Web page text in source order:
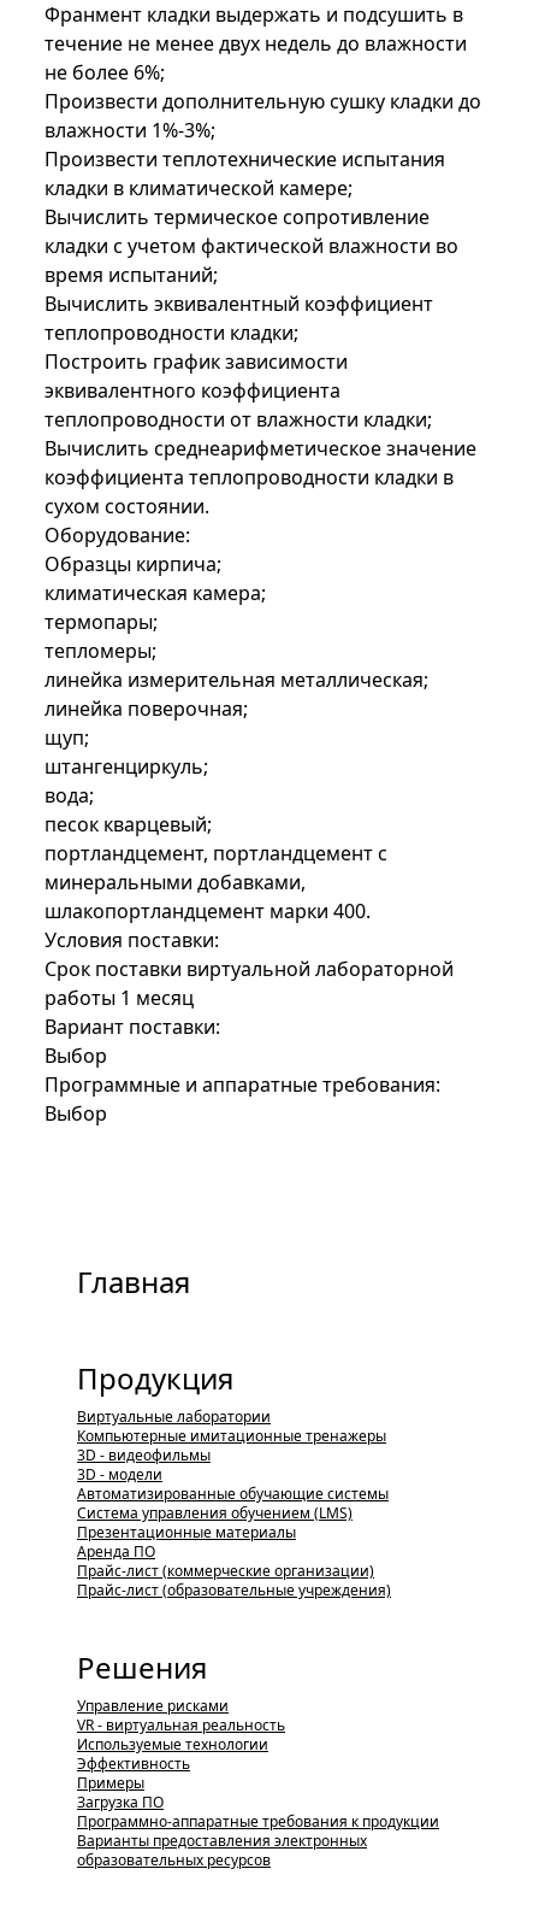
Франмент кладки выдержать и подсушить в
течение не менее двух недель до влажности
не более 6%;
Произвестидополнительную сушку кладки до
влажности 1%-3%;
Произвести теплотехнические испытания
кладки в климатической камере;
Вычислитьтермическое сопротивление
кладкис учетом фактической влажности во
время испытаний;
Вычислить эквивалентный коэффициент
теплопроводности кладки;
Построить график зависимости
эквивалентного коэффициента
теплопроводности от влажности кладки;
Вычислить среднеарифметическое значение
коэффициента теплопроводности кладки в
сухом состоянии.
Оборудование:
Образцы кирпича;
климатическая камера;
термопары;
тепломеры;
линейка измерительная металлическая;
линейка поверочная;
щуп;
штангенциркуль;
вода;
песок кварцевый;
портландцемент, портландцемент с
минеральными добавками,
шлакопортландцемент марки 400.
Условия поставки:
Срок поставки виртуальной лабораторной
работы 1 месяц
Вариант поставки:
Выбор
Программные и аппаратные требования:
Выбор
Главная
Продукция
Виртуальные лаборатории
Компьютерные имитационные тренажеры
3D - видеофильмы
3D - модели
Автоматизированные обучающие системы
Система управления обучением (LMS)
Презентационные материалы
Аренда ПО
Прайс-лист (коммерческие организации)
Прайс-лист (образовательные учреждения)
Решения
Управление рисками
VR - виртуальная реальность
Используемые технологии
Эффективность
Примеры
Загрузка ПО
Программно-аппаратные требования к продукции
Варианты предоставления электронных
образовательных ресурсов